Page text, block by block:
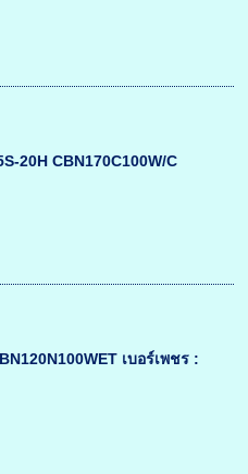
20H CBN170C100W/C
เบอร์เพชร :